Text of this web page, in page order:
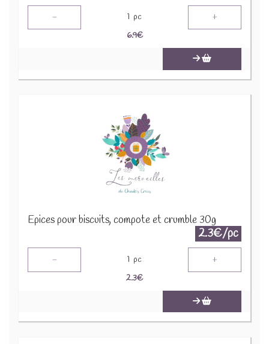
- 1 pc +
6.9€
Epices pour biscuits, compote et crumble 30g
2.3€/pc
- 1 pc +
2.3€